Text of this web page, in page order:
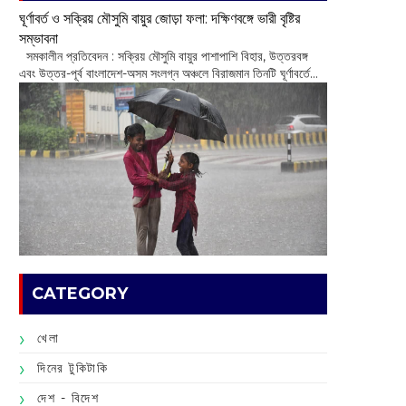
ঘূর্ণাবর্ত ও সক্রিয় মৌসুমি বায়ুর জোড়া ফলা: দক্ষিণবঙ্গে ভারী বৃষ্টির
সম্ভাবনা
সমকালীন প্রতিবেদন : সক্রিয় মৌসুমি বায়ুর পাশাপাশি বিহার, উত্তরবঙ্গ
এবং উত্তর-পূর্ব বাংলাদেশ-অসম সংলগ্ন অঞ্চলে বিরাজমান তিনটি ঘূর্ণাবর্তে...
CATEGORY
খেলা
দিনের টুকিটাকি
দেশ - বিদেশ